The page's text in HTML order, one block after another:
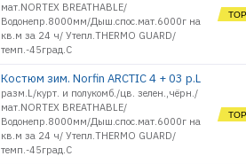
мат.NORTEX BREATHABLE/
Водонепр.8000мм/Дыш.спос.мат.6000г на
кв.м за 24 ч/ Утепл.THERMO GUARD/
темп.-45град.С
Костюм зим. Norfin ARCTIC 4 + 03 р.L
разм.L/курт. и полукомб./цв. зелен.,чёрн./
мат.NORTEX BREATHABLE/
Водонепр.8000мм/Дыш.спос.мат.6000г на
кв.м за 24 ч/ Утепл.THERMO GUARD/
темп.-45град.С